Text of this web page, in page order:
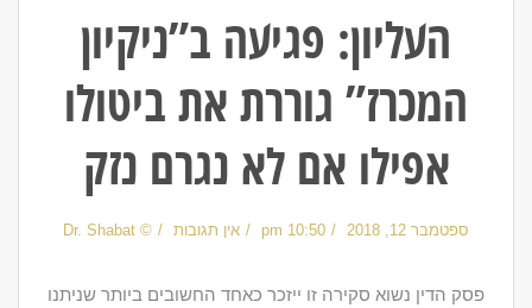
העליון: פגיעה ב”ניקיון
המכרז” גוררת את ביטולו
אפילו אם לא נגרם נזק
ספטמבר 12, 2018 10:50 pm אין תגובות © Dr. Shabat
פסק הדין נשוא סקירה זו ייזכר כאחד החשובים ביותר שניתנו